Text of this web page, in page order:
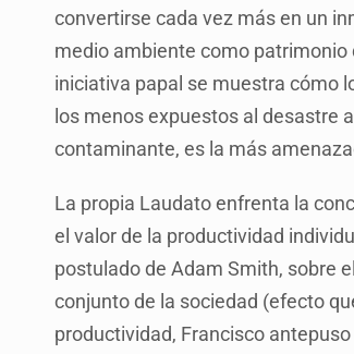
convertirse cada vez más en un
medio ambiente como patrimonio
iniciativa papal se muestra cómo
los menos expuestos al desastre
contaminante, es la más
La propia Laudato enfrenta la
el valor de la productividad
postulado de Adam Smith, sobre
conjunto de la sociedad (efecto
productividad, Francisco